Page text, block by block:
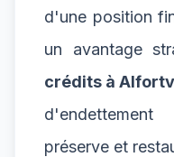
d'une position
un avantage
crédits à
préserve et